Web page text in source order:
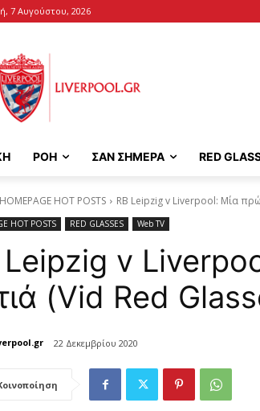
7 Αυγούστου, 2026
ΡΟΗ ΣΑΝ ΣΗΜΕΡΑ RED
HOMEPAGE HOT POSTS RB Leipzig v Liverpool: Μία
HOT POSTS RED GLASSES Web TV
Leipzig v
(Vid Red
22 Δεκεμβρίου 2020